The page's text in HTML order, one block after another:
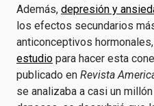
Además, depresión y
los efectos secundarios
anticonceptivos
estudio para hacer esta
publicado en Revista
se analizaba a casi un